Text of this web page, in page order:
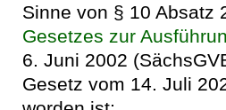
Sinne von § 10 Absatz
Gesetzes zur
6. Juni 2002
Gesetz vom 14. Juli